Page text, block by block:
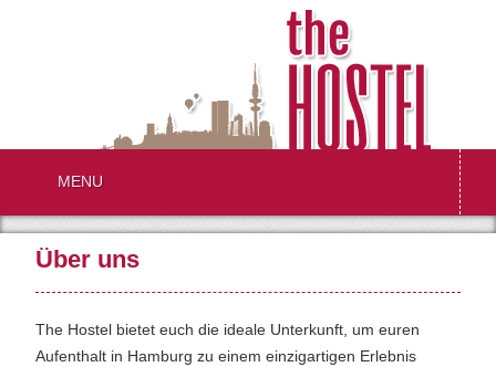
MENU
Über uns
The Hostel bietet euch die ideale Unterkunft, um euren
Aufenthalt in Hamburg zu einem einzigartigen Erlebnis